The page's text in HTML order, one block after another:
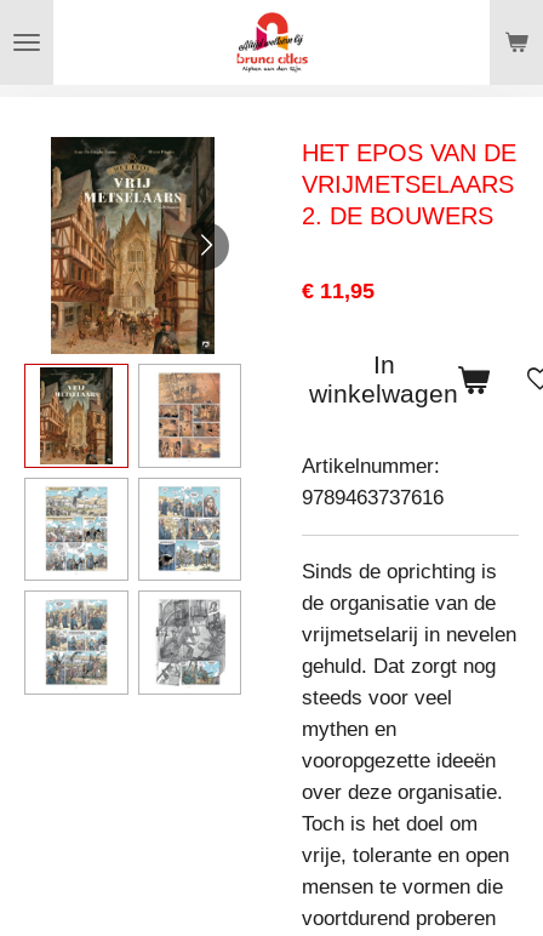
direct
hoofdinhoud
HET EPOS VAN DE
VRIJMETSELAARS
2. DE BOUWERS
€ 11,95
In
winkelwagen
Artikelnummer:
9789463737616
Sinds de oprichting is
de organisatie van de
vrijmetselarij in nevelen
gehuld. Dat zorgt nog
steeds voor veel
mythen en
vooropgezette ideeën
over deze organisatie.
Toch is het doel om
vrije, tolerante en open
mensen te vormen die
voortdurend proberen